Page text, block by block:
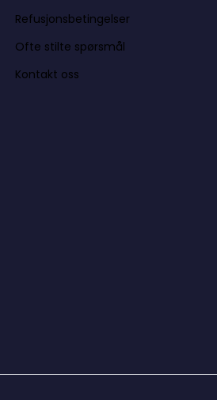
Refusjonsbetingelser
Ofte stilte spørsmål
Kontakt oss